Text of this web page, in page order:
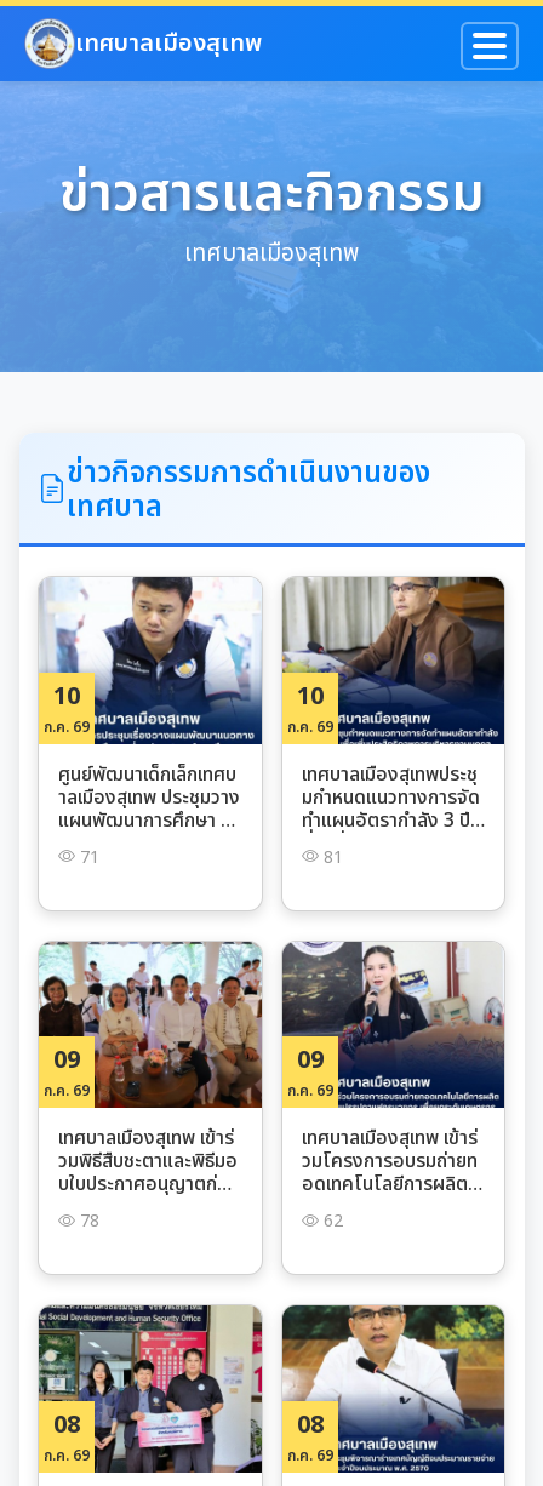
ข้ามไปยังเนื้อหาหลัก
เทศบาลเมืองสุเทพ
ข่าวสารและกิจกรรม
เทศบาลเมืองสุเทพ
ข่าวกิจกรรมการดำเนินงานของ
เทศบาล
10
ก.ค. 69
ศูนย์พัฒนาเด็กเล็กเทศบ
าลเมืองสุเทพ ประชุมวาง
แผนพัฒนาการศึกษา แ
ละพิจารณาหลักสูตรสถา
นศึกษายกระดับคุณภาพ
าวชน
71
10
ก.ค. 69
เทศบาลเมืองสุเทพประชุ
มกำหนดแนวทางการจัด
ทำแผนอัตรากำลัง 3 ปี เ
พื่อเพิ่มประสิทธิภาพการ
บริหารงานบุคคล
81
09
ก.ค. 69
เทศบาลเมืองสุเทพ เข้าร่
วมพิธีสืบชะตาและพิธีมอ
บใบประกาศอนุญาตก่อส
ร้างวัด สืบสานพระพุทธ
ศาสนาและอนุรักษ์วัฒน
รูบาเจ้าศรีวิชัย
78
09
ก.ค. 69
เทศบาลเมืองสุเทพ เข้าร่
วมโครงการอบรมถ่ายท
อดเทคโนโลยีการผลิตแ
ละแปรรูปกาแฟครบวงจ
ร เพื่อยกระดับเกษตรกร
งประชุม
62
08
ก.ค. 69
08
ก.ค. 69